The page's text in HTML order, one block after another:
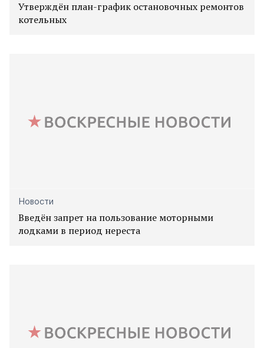
Утверждён план-график остановочных ремонтов
котельных
Новости
Введён запрет на пользование моторными
лодками в период нереста